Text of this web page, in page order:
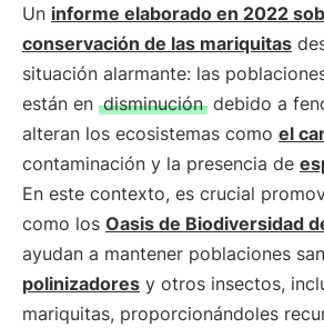
Un informe elaborado en 2022
conservación de las mariquitas
situación alarmante: las
están en disminución debido a
alteran los ecosistemas como el
contaminación y la presencia de
En este contexto, es crucial
como los Oasis de Biodiversidad
ayudan a mantener poblaciones
polinizadores y otros insectos,
mariquitas, proporcionándoles